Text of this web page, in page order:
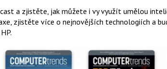
a zjistěte, jak můžete i vy využít umělou
zjistěte více o nejnovějších technologiích a